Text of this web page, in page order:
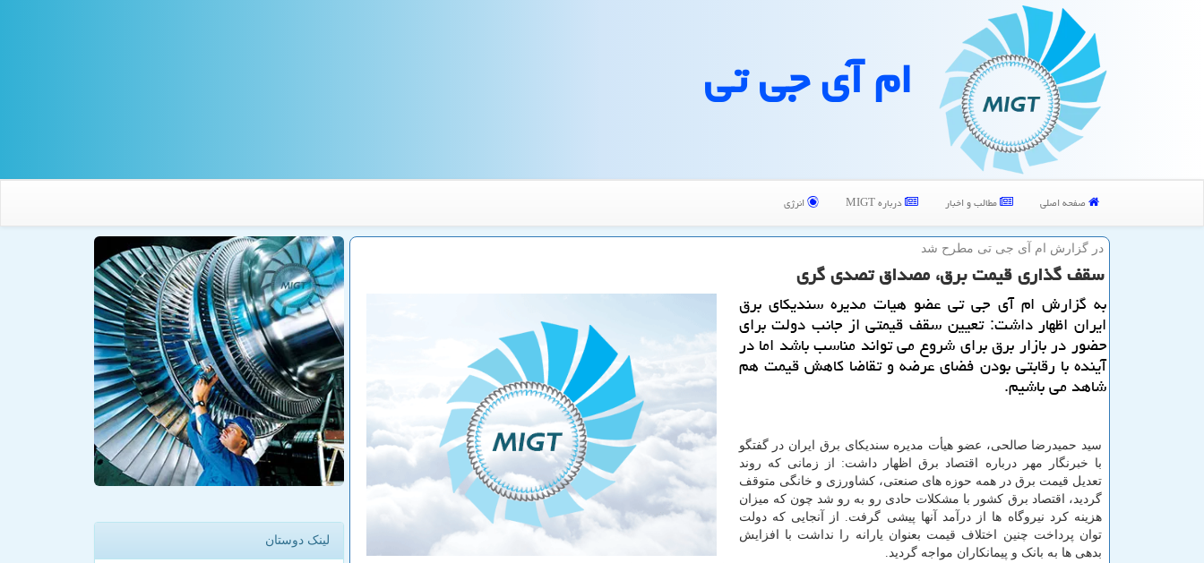
ام آی جی تی
صفحه اصلی مطالب و اخبار درباره MIGT انرژی
در گزارش ام آی جی تی مطرح شد
سقف گذاری قیمت برق، مصداق تصدی گری
به گزارش ام آی جی تی عضو هیات مدیره سندیكای برق
ایران اظهار داشت: تعیین سقف قیمتی از جانب دولت برای
حضور در بازار برق برای شروع می تواند مناسب باشد اما در
آینده با رقابتی بودن فضای عرضه و تقاضا كاهش قیمت هم
شاهد می باشیم.
سید حمیدرضا صالحی، عضو هیأت مدیره سندیکای برق ایران در گفتگو
با خبرنگار مهر درباره اقتصاد برق اظهار داشت: از زمانی که روند
تعدیل قیمت برق در همه حوزه های صنعتی، کشاورزی و خانگی متوقف
گردید، اقتصاد برق کشور با مشکلات حادی رو به رو شد چون که میزان
هزینه کرد نیروگاه ها از درآمد آنها پیشی گرفت. از آنجایی که دولت
توان پرداخت چنین اختلاف قیمت بعنوان یارانه را نداشت با افزایش
بدهی ها به بانک و پیمانکاران مواجه گردید.
لینک دوستان